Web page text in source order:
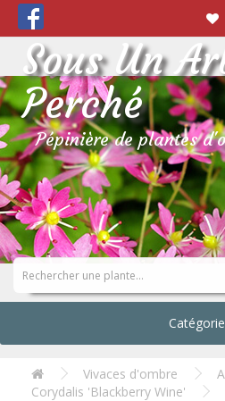
Sous Un
Perché
Pépinière de plantes
Vivaces d'ombre
Corydalis 'Blackberry Wine'